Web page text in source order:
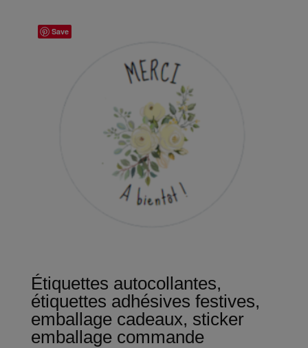
Save
Étiquettes autocollantes,
étiquettes adhésives festives,
emballage cadeaux, sticker
emballage commande